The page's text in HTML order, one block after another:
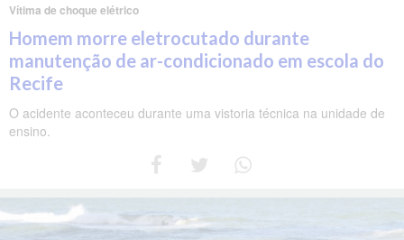
Vítima de choque elétrico
Homem morre eletrocutado durante
manutenção de ar-condicionado em escola do
Recife
O acidente aconteceu durante uma vistoria técnica na unidade de
ensino.